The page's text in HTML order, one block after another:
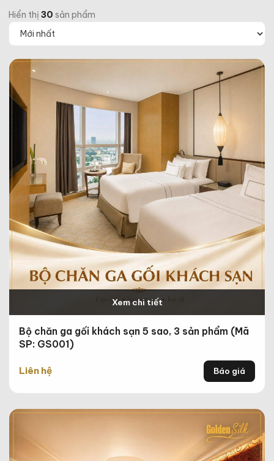
Hiển thị 30 sản phẩm
Xem chi tiết
Bộ chăn ga gối khách sạn 5 sao, 3 sản phẩm (Mã
SP: GS001)
Liên hệ Báo giá